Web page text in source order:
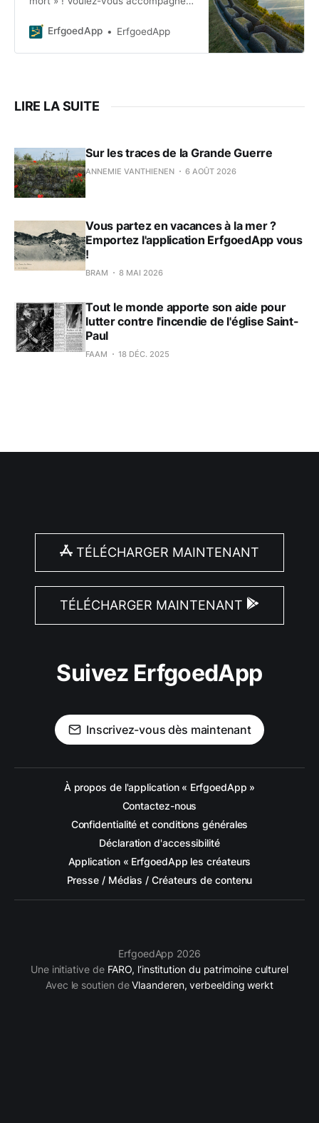
des tranchées ? Au centre d'accueil
ErfgoedApp ErfgoedApp
LIRE LA SUITE
Sur les traces de la Grande Guerre
ANNEMIE VANTHIENEN 6 AOÛT 2026
Vous partez en vacances à la mer ?
Emportez l'application ErfgoedApp vous
!
BRAM 8 MAI 2026
Tout le monde apporte son aide pour
lutter contre l'incendie de l'église Saint-
Paul
FAAM 18 DÉC. 2025
TÉLÉCHARGER MAINTENANT
TÉLÉCHARGER MAINTENANT
Suivez ErfgoedApp
Inscrivez-vous dès maintenant
À propos de l'application « ErfgoedApp »
Contactez-nous
Confidentialité et conditions générales
Déclaration d'accessibilité
Application « ErfgoedApp les créateurs
Presse / Médias / Créateurs de contenu
ErfgoedApp 2026
Une initiative de FARO, l‘institution du patrimoine culturel
Avec le soutien deVlaanderen, verbeelding werkt